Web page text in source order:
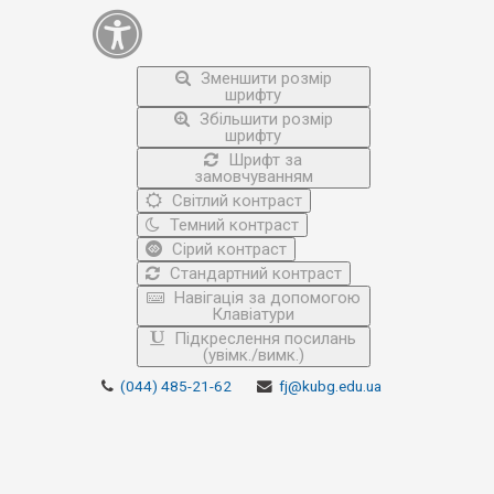
Зменшити розмір
шрифту
Збільшити розмір
шрифту
Шрифт за
замовчуванням
Світлий контраст
Темний контраст
Сірий контраст
Стандартний контраст
Навігація за допомогою
Клавіатури
Підкреслення посилань
(увімк./вимк.)
(044) 485-21-62 fj@kubg.edu.ua